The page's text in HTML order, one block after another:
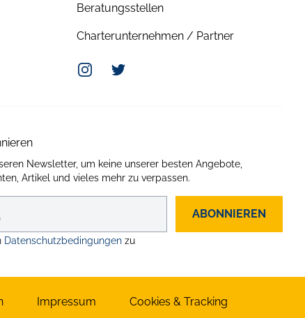
Beratungsstellen
Charterunternehmen / Partner
InstagramTwitter
Newsletter, um keine unserer besten Angebote,
Artikel und vieles mehr zu verpassen.
ABONNIEREN
Datenschutzbedingungen zu
Impressum Cookies & Tracking